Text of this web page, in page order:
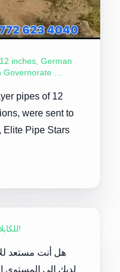
inches, German
Governorate …
pipes of 12
were sent to
Elite Pipe Stars
أنابيب microduct للكابلات في العراق!
هل أنت مستعد
لديك إلى المستوى